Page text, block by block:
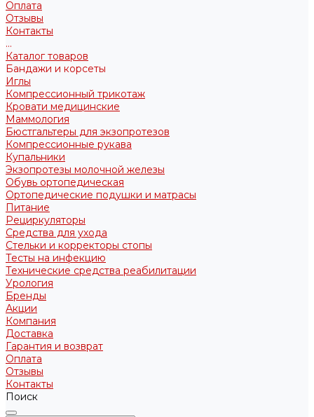
Оплата
Отзывы
Контакты
...
Каталог товаров
Бандажи и корсеты
Иглы
Компрессионный трикотаж
Кровати медицинские
Маммология
Бюстгальтеры для экзопротезов
Компрессионные рукава
Купальники
Экзопротезы молочной железы
Обувь ортопедическая
Ортопедические подушки и матрасы
Питание
Рециркуляторы
Средства для ухода
Стельки и корректоры стопы
Тесты на инфекцию
Технические средства реабилитации
Урология
Бренды
Акции
Компания
Доставка
Гарантия и возврат
Оплата
Отзывы
Контакты
Поиск